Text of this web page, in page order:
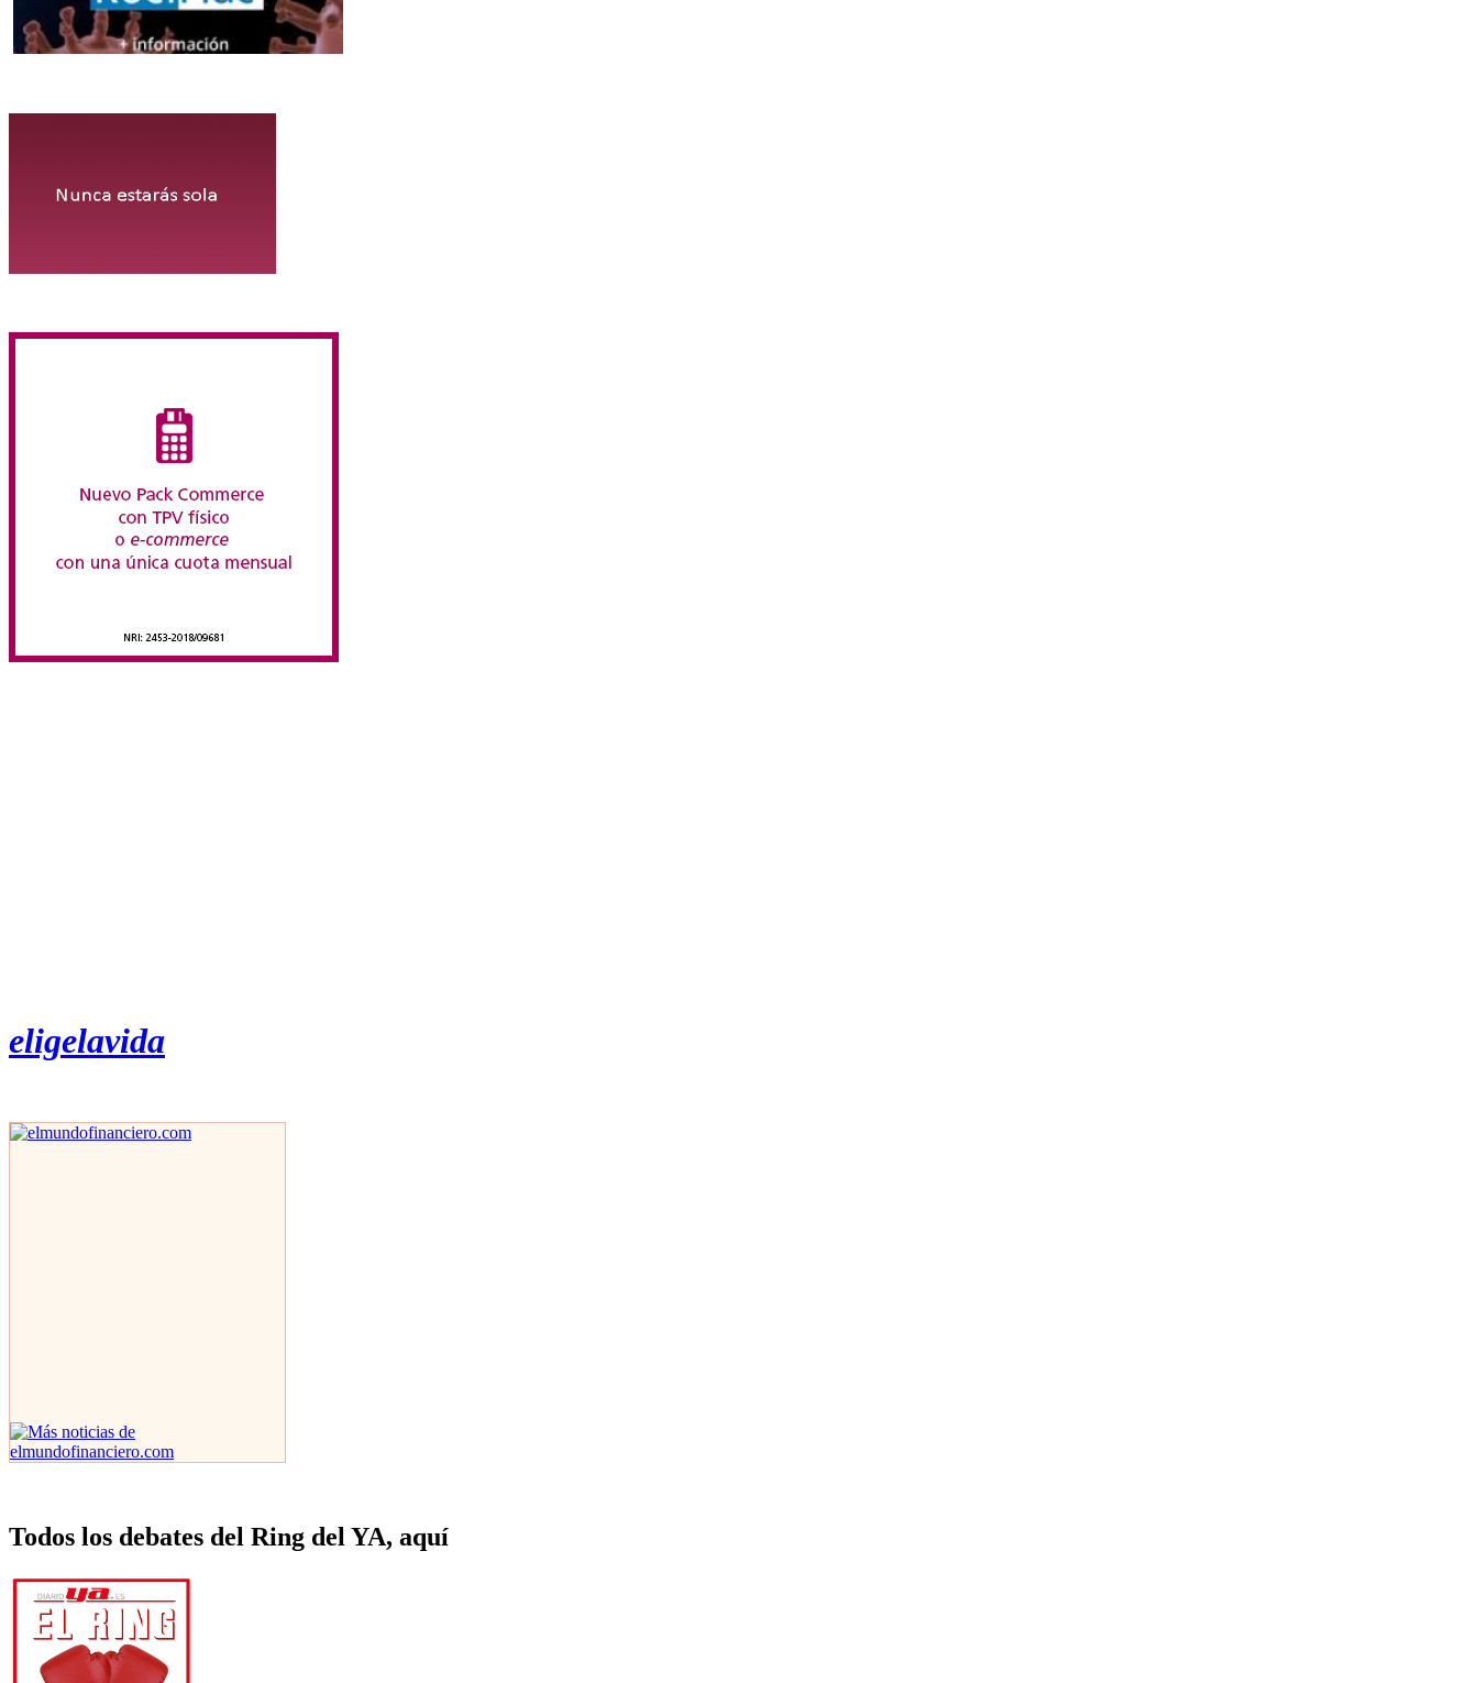
eligelavida
Todos los debates del Ring del YA, aquí